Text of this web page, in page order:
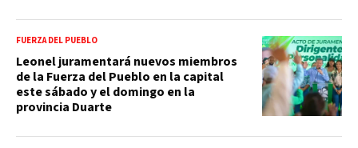
FUERZA DEL PUEBLO
Leonel juramentará nuevos miembros
de la Fuerza del Pueblo en la capital
este sábado y el domingo en la
provincia Duarte